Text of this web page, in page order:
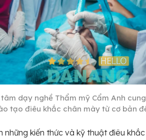
dạy nghề Thẩm mỹ Cẩm Anh
tạo điêu khắc chân mày từ cơ bản
những kiến thức và kỹ thuật điêu